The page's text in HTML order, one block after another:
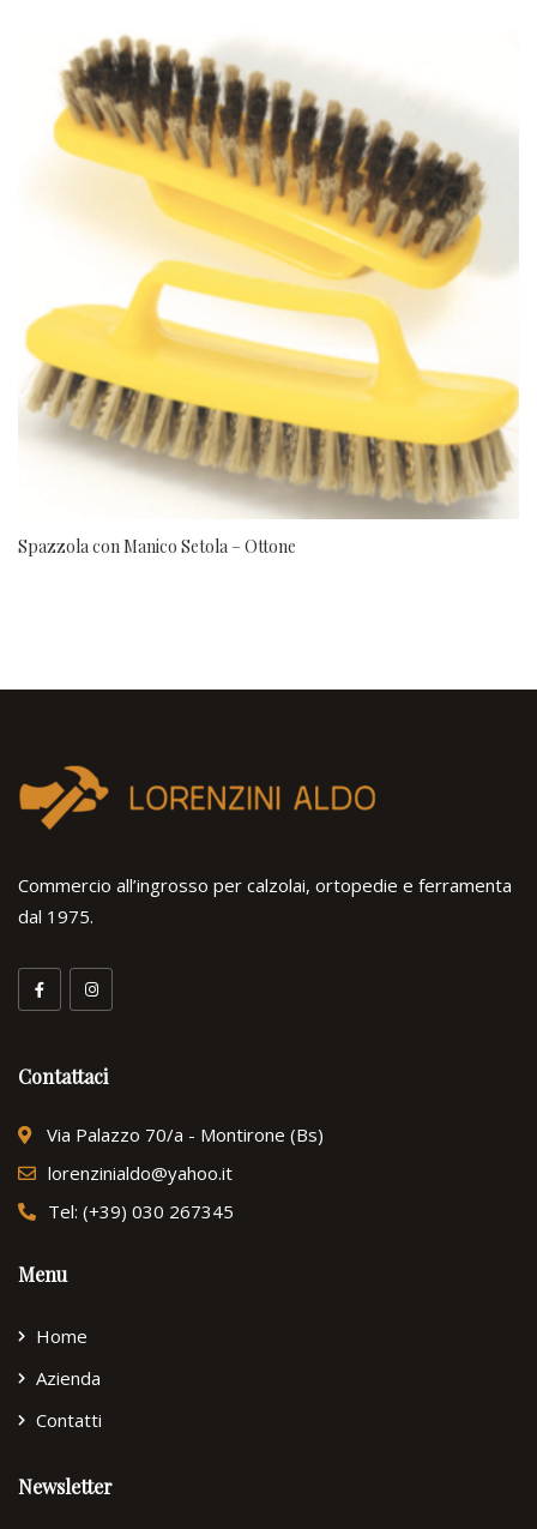
Spazzola con Manico Setola – Ottone
Commercio all’ingrosso per calzolai, ortopedie e ferramenta
dal 1975.
Contattaci
Via Palazzo 70/a - Montirone (Bs)
lorenzinialdo@yahoo.it
Tel: (+39) 030 267345
Menu
Home
Azienda
Contatti
Newsletter